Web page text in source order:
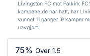
Livingston FC mot Falkirk
kampene de har hatt, har
vunnet 11 ganger. 9 kamper
uavgjort.
75% Over 1.5